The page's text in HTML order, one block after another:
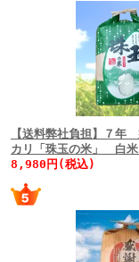
【送料弊社負担】７
カリ「珠玉の米」 白
8,980円(税込)